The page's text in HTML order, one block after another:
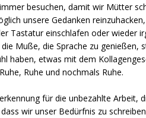
besuchen, damit wir Mütter
unsere Gedanken
Tastatur einschlafen oder wieder
Muße, die Sprache zu genießen,
haben, etwas mit dem
Ruhe und nochmals Ruhe.
für die unbezahlte Arbeit,
wir unser Bedürfnis zu